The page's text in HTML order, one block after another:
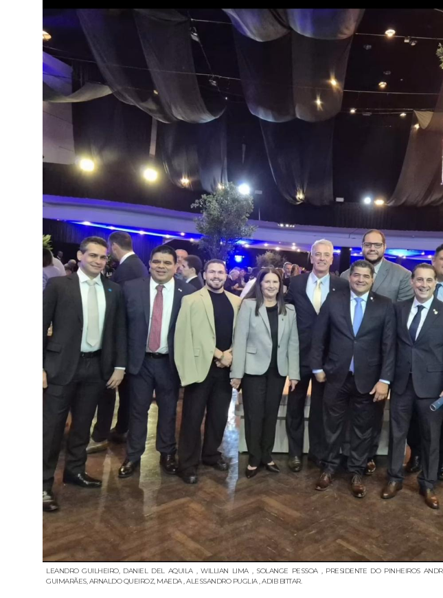
LEANDRO GUILHEIRO, DANIEL DEL AQUILA , WILLIAN LIMA , SOLANGE PESSOA , PRESIDENTE DO PINHEIROS
GUIMARÃES, ARNALDO QUEIROZ, MAEDA , ALESSANDRO PUGLIA , ADIB BITTAR.